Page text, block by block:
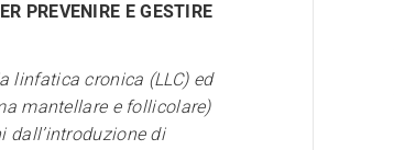
PREVENIRE E GESTIRE
linfatica cronica (LLC) ed
mantellare e follicolare)
dall’introduzione di